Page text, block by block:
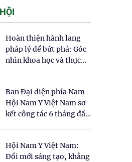
Hoàn thiện hành lang
pháp lý để bứt phá: Góc
nhìn khoa học và thực
cho Luật Y dược cổ
truyền Việt Nam"
Ban Đại diện phía Nam
Hội Nam Y Việt Nam sơ
kết công tác 6 tháng đầu
Hội Nam Y Việt Nam:
Đổi mới sáng tạo, khẳng